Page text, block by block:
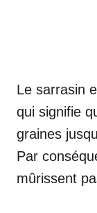
Le sarrasin
qui signifie
graines
Par
mûrissent